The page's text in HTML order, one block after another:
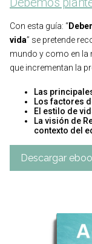
Con esta guía: “
vida” se pretende
mundo y como en la
que incrementan la
Las
Los factores
El estilo de
La visión de
contexto del
Descargar